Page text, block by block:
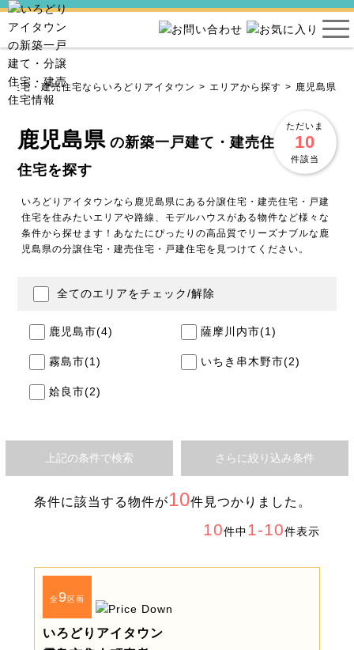
住宅・建売住宅ならいろどりアイタウン エリアから探す 鹿児島県
鹿児島県 の新築一戸建て・建売住宅・分譲
住宅を探す
ただいま
10
件該当
いろどりアイタウンなら鹿児島県にある分譲住宅・建売住宅・戸建
住宅を住みたいエリアや路線、モデルハウスがある物件など様々な
条件から探せます！あなたにぴったりの高品質でリーズナブルな鹿
児島県の分譲住宅・建売住宅・戸建住宅を見つけてください。
全てのエリアをチェック/解除
鹿児島市(4) 薩摩川内市(1)
霧島市(1) いちき串木野市(2)
姶良市(2)
上記の条件で検索 さらに絞り込み条件
条件に該当する物件が10件見つかりました。
10件中1-10件表示
全9区画
いろどりアイタウン